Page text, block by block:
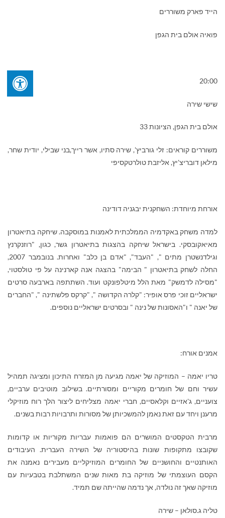
הייד פארק משוררים
פואיה אולם בית הגפן
20:00
שישי שירה
אולם בית הגפן, הציונות 33
משוררים קוראים: זלי גורביץ', שירה סתיו, אשר רייך,בני שבילי, יודית שחר,
מילאן דובריצ'יץ, אליזבת טולרטקסיפי
אורחת מיוחדת: השחקנית יבגניה דודינה
למדה משחק באקדמיה הממלכתית לאמנות במוסקבה. שיחקה בתיאטרון
מאיאקובסקי. בישראל שיחקה בהצגות בתיאטרון גשר, כגון, "רוזנקרנץ
וגילדנשטרן מתים ", "העבד", "אדם בן כלב" ואחרות. בנובמבר 2007,
החלה לשחק בתיאטרון " הבימה" בהצגה אנה קארנינה על פי טולסטוי,
"מסילה לדמשק" מאת הלל מיטלפונקט ועוד. השתתפה בארבעה סרטים
ישראליים זוכי פרס אופיר: "קלרה הקדושה ", "קרקס פלשתינה ", "החברים
של יאנה " ו"האסונות של נינה " ובסרטים ישראליים נוספים.
אמנים אורח:
טריו יאמה – המוזיקה של יאמה מגיעה מן המזרח התיכון ומציגה תמהיל
עשיר וחם של חומרים מקוריים ומסורתיים. בשילוב מוטיבים ערביים,
צועניים, ג'אזיים וקלאסיים, חברי יאמה מצליחים ליצור הלך רוח מוזיקלי
מרענן ויחד עם זאת נאמן להמשכיותן של מסורות ותרבויות רבות בשנים.
מרבית הטקסטים המושרים הם פואמות עבריות מקוריות או קדומות
שקובצו מתקופות שונות בהיסטוריה של השירה העברית. העיבודים
האותנטיים והחושניים של החומרים המוזיקליים מעבירים נאמנה את
הקסם העוצמתי של מוזיקה בת מאות שנים המשתלבת בטבעיות עם
מוזיקה שאך זה נולדה, אך נדמה שהייתה שם תמיד.
טליה ג.סולאן – שירה